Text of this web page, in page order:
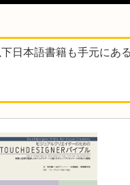
日本語書籍も手元にあ